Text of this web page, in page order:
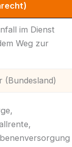
im Dienst
Weg zur
(Bundesland)